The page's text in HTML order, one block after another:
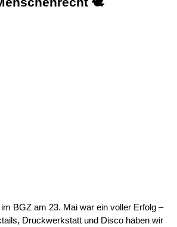
BGZ am 23. Mai war ein voller Erfolg –
Druckwerkstatt und Disco haben wir